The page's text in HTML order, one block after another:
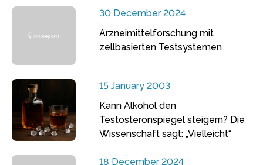
30 December 2024
Arzneimittelforschung mit
zellbasierten Testsystemen
15 January 2003
Kann Alkohol den
Testosteronspiegel steigern? Die
Wissenschaft sagt: „Vielleicht“
18 December 2024